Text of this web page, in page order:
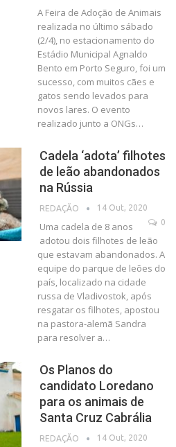
A Feira de Adoção de Animais
realizada no último sábado
(2/4), no estacionamento do
Estádio Municipal Agnaldo
Bento em Porto Seguro, foi um
sucesso, com muitos cães e
gatos sendo levados para
novos lares. O evento
realizado junto a ONGs…
Cadela ‘adota’ filhotes
de leão abandonados
na Rússia
REDAÇÃO
14 Out, 2020
0
Uma cadela de 8 anos
adotou dois filhotes de leão
que estavam abandonados. A
equipe do parque de leões do
país, localizado na cidade
russa de Vladivostok, após
resgatar os filhotes, apostou
na pastora-alemã Sandra
para resolver a…
Os Planos do
candidato Loredano
para os animais de
Santa Cruz Cabrália
REDAÇÃO
14 Out, 2020